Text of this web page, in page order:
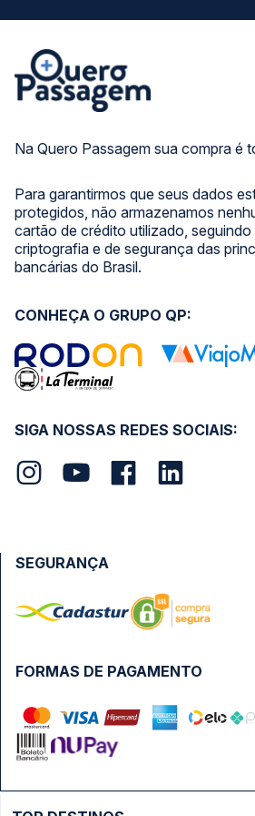
Na Quero Passagem sua compra é
Para garantirmos que seus dados
protegidos, não armazenamos
cartão de crédito utilizado,
criptografia e de segurança das
bancárias do Brasil.
SIGA NOSSAS REDES SOCIAIS:
CONHEÇA O GRUPO QP:
FORMAS DE PAGAMENTO
SEGURANÇA